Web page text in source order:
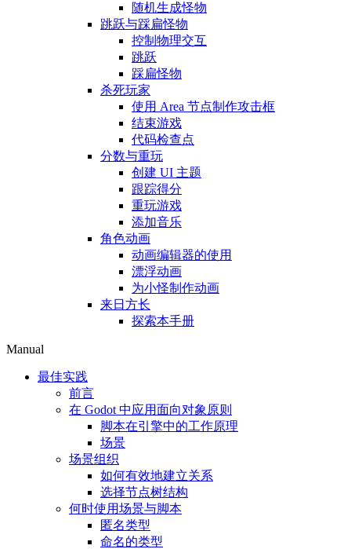
随机生成怪物
跳跃与踩扁怪物
控制物理交互
跳跃
踩扁怪物
杀死玩家
使用 Area 节点制作攻击框
结束游戏
代码检查点
分数与重玩
创建 UI 主题
跟踪得分
重玩游戏
添加音乐
角色动画
动画编辑器的使用
漂浮动画
为小怪制作动画
来日方长
探索本手册
Manual
最佳实践
前言
在 Godot 中应用面向对象原则
脚本在引擎中的工作原理
场景
场景组织
如何有效地建立关系
选择节点树结构
何时使用场景与脚本
匿名类型
命名的类型